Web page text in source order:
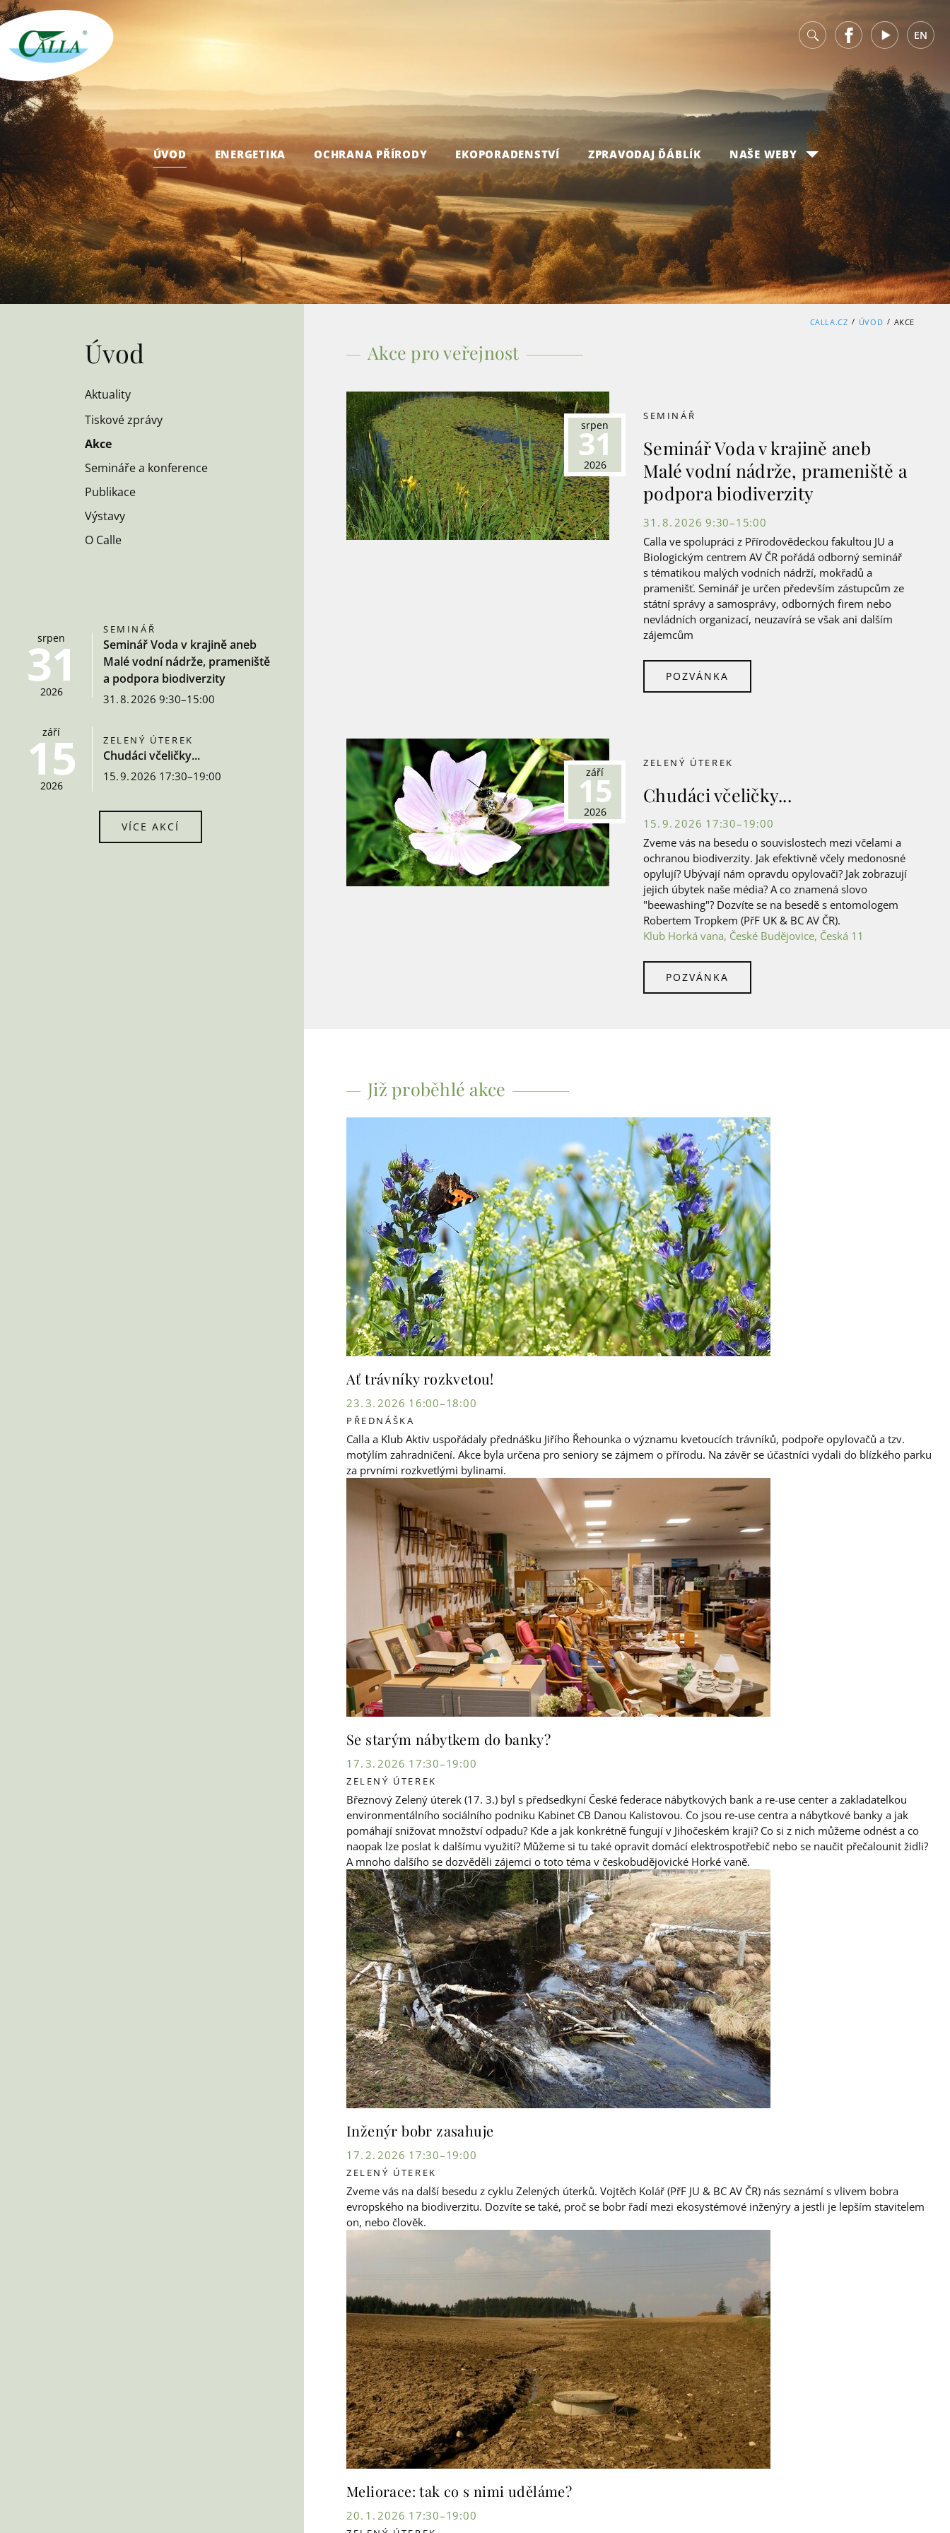
v FacebookYoutube EN
ÚVOD ENERGETIKA OCHRANA PŘÍRODY EKOPORADENSTVÍ ZPRAVODAJ ĎÁBLÍK NAŠE WEBY
CALLA.CZ / ÚVOD / AKCE
Úvod
Aktuality
Tiskové zprávy
Akce
Semináře a konference
Publikace
Výstavy
O Calle
srpen
31
2026
SEMINÁŘ
Seminář Voda v krajině aneb
Malé vodní nádrže, prameniště
a podpora biodiverzity
31. 8. 2026 9:30–15:00
září
15
2026
ZELENÝ ÚTEREK
Chudáci včeličky...
15. 9. 2026 17:30–19:00
VÍCE AKCÍ
Akce pro veřejnost
srpen
31
2026
SEMINÁŘ
Seminář Voda v krajině aneb
Malé vodní nádrže, prameniště a
podpora biodiverzity
31. 8. 2026 9:30–15:00
Calla ve spolupráci z Přírodovědeckou fakultou JU a
Biologickým centrem AV ČR pořádá odborný seminář
s tématikou malých vodních nádrží, mokřadů a
pramenišť. Seminář je určen především zástupcům ze
státní správy a samosprávy, odborných firem nebo
nevládních organizací, neuzavírá se však ani dalším
zájemcům
POZVÁNKA
září
15
2026
ZELENÝ ÚTEREK
Chudáci včeličky...
15. 9. 2026 17:30–19:00
Zveme vás na besedu o souvislostech mezi včelami a
ochranou biodiverzity. Jak efektivně včely medonosné
opylují? Ubývají nám opravdu opylovači? Jak zobrazují
jejich úbytek naše média? A co znamená slovo
"beewashing"? Dozvíte se na besedě s entomologem
Robertem Tropkem (PřF UK & BC AV ČR).
Klub Horká vana, České Budějovice, Česká 11
POZVÁNKA
Již proběhlé akce
Ať trávníky rozkvetou!
23. 3. 2026 16:00–18:00
PŘEDNÁŠKA
Calla a Klub Aktiv uspořádaly přednášku Jiřího Řehounka o významu kvetoucích trávníků, podpoře opylovačů a tzv.
motýlím zahradničení. Akce byla určena pro seniory se zájmem o přírodu. Na závěr se účastníci vydali do blízkého parku
za prvními rozkvetlými bylinami.
Se starým nábytkem do banky?
17. 3. 2026 17:30–19:00
ZELENÝ ÚTEREK
Březnový Zelený úterek (17. 3.) byl s předsedkyní České federace nábytkových bank a re-use center a zakladatelkou
environmentálního sociálního podniku Kabinet CB Danou Kalistovou. Co jsou re-use centra a nábytkové banky a jak
pomáhají snižovat množství odpadu? Kde a jak konkrétně fungují v Jihočeském kraji? Co si z nich můžeme odnést a co
naopak lze poslat k dalšímu využití? Můžeme si tu také opravit domácí elektrospotřebič nebo se naučit přečalounit židli?
A mnoho dalšího se dozvěděli zájemci o toto téma v českobudějovické Horké vaně.
Inženýr bobr zasahuje
17. 2. 2026 17:30–19:00
ZELENÝ ÚTEREK
Zveme vás na další besedu z cyklu Zelených úterků. Vojtěch Kolář (PřF JU & BC AV ČR) nás seznámí s vlivem bobra
evropského na biodiverzitu. Dozvíte se také, proč se bobr řadí mezi ekosystémové inženýry a jestli je lepším stavitelem
on, nebo člověk.
Meliorace: tak co s nimi uděláme?
20. 1. 2026 17:30–19:00